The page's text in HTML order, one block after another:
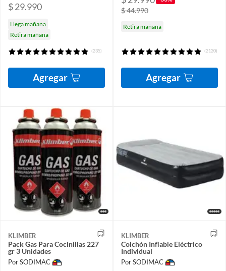
$ 29.990
Llega mañana
Retira mañana
(235)
Agregar
$ 44.990
Retira mañana
(2120)
Agregar
KLIMBER
Pack Gas Para Cocinillas 227
gr 3 Unidades
Por SODIMAC
KLIMBER
Colchón Inflable Eléctrico
Individual
Por SODIMAC